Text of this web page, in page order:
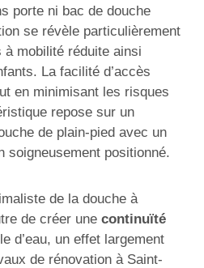
porte ni bac de douche
se révèle particulièrement
à mobilité réduite ainsi
La facilité d’accès
en minimisant les risques
repose sur un
de plain-pied avec un
soigneusement positionné.
de la douche à
de créer une continuïté
d’eau, un effet largement
de rénovation à Saint-